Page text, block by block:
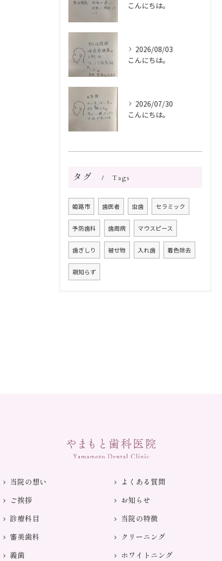
こんにちは。
2026/08/03
こんにちは。
2026/07/30
こんにちは。
タグ Tags
姫路市 歯医者 虫歯 セラミック
予防歯科 歯周病 マウスピース
歯ぎしり 被せ物 入れ歯 着色除去
親知らず
当院の想い
よくある質問
ご挨拶
お知らせ
診療科目
当院の特徴
審美歯科
クリーニング
義歯
ホワイトニング